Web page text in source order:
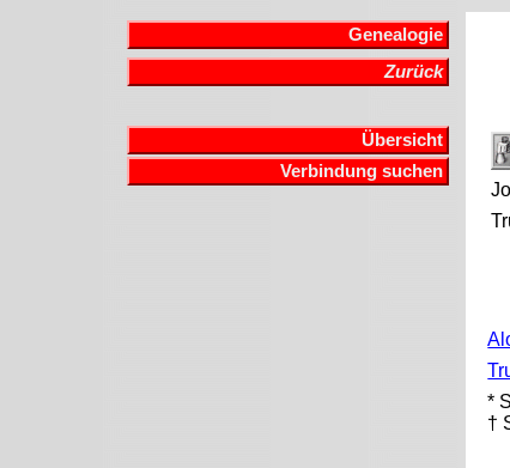
Genealogie
Zurück
Übersicht
Verbindung suchen
*
†